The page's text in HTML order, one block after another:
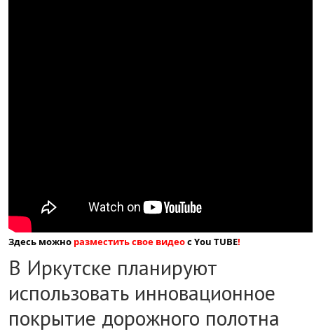
Здесь можно разместить свое видеос You TUBE!
В Иркутске планируют
использовать инновационное
покрытие дорожного полотна